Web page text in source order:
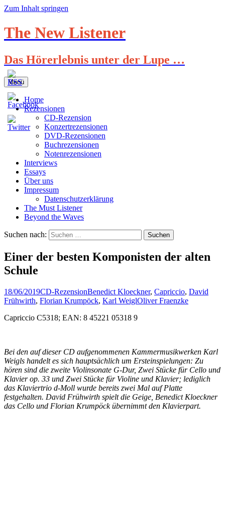
Zum Inhalt springen
The New Listener
Das Hörerlebnis unter der Lupe …
Menü
Home
Rezensionen
CD-Rezension
Konzertrezensionen
DVD-Rezensionen
Buchrezensionen
Notenrezensionen
Interviews
Essays
Über uns
Impressum
Datenschutzerklärung
The Must Listener
Beyond the Waves
Suchen nach:
Einer der besten Komponisten der alten
Schule
18/06/2019CD-RezensionBenedict Kloeckner, Capriccio, David
Frühwirth, Florian Krumpöck, Karl WeiglOliver Fraenzke
Capriccio C5318; EAN: 8 45221 05318 9
Bei den auf dieser CD aufgenommenen Kammermusikwerken Karl
Weigls handelt es sich hauptsächlich um Ersteinspielungen: Zu
hören sind die zweite Violinsonate G-Dur, Zwei Stücke für Cello und
Klavier op. 33 und Zwei Stücke für Violine und Klavier; lediglich
das Klaviertrio d-Moll wurde bereits zwei Mal auf Platte
festgehalten. David Frühwirth spielt die Geige, Benedict Kloeckner
das Cello und Florian Krumpöck übernimmt den Klavierpart.